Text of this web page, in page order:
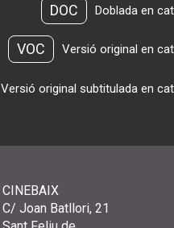
DOC Doblada en
VOC Versió original en
Versió original subtitulada en
CINEBAIX
C/ Joan Batllori, 21